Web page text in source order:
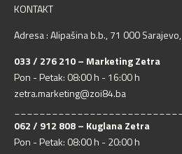
KONTAKT
Adresa : Alipašina b.b., 71 000 Sarajevo,
033 / 276 210 – Marketing Zetra
Pon - Petak: 08:00 h - 16:00 h
zetra.marketing@zoi84.ba
062 / 912 808 – Kuglana Zetra
Pon - Petak: 08:00 h - 20:00 h